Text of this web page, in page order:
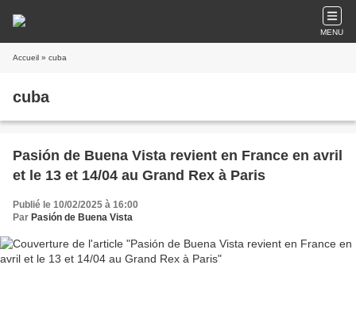
MENU
Accueil » cuba
cuba
Pasión de Buena Vista revient en France en avril
et le 13 et 14/04 au Grand Rex à Paris
Publié le 10/02/2025 à 16:00
Par Pasión de Buena Vista